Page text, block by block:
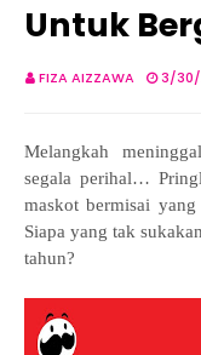
Untuk
FIZA AIZZAWA 3/30/
Melangkah
segala perihal…
maskot bermisai
Siapa yang tak
tahun?